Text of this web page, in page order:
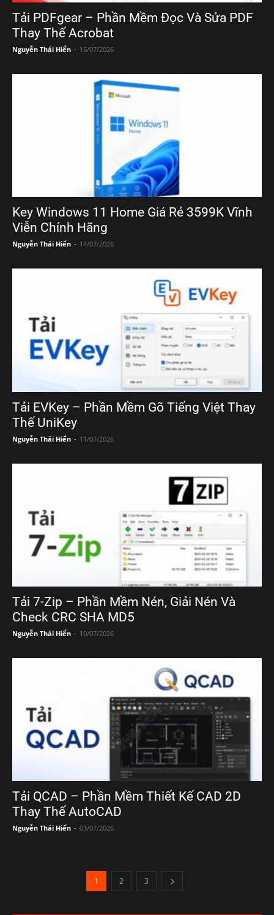
Tải PDFgear – Phần Mềm Đọc Và Sửa PDF
Thay Thế Acrobat
Nguyễn Thái Hiển - 15/07/2026
Key Windows 11 Home Giá Rẻ 3599K Vĩnh
Viễn Chính Hãng
Nguyễn Thái Hiển - 14/07/2026
Tải EVKey – Phần Mềm Gõ Tiếng Việt Thay
Thế UniKey
Nguyễn Thái Hiển - 11/07/2026
Tải 7-Zip – Phần Mềm Nén, Giải Nén Và
Check CRC SHA MD5
Nguyễn Thái Hiển - 10/07/2026
Tải QCAD – Phần Mềm Thiết Kế CAD 2D
Thay Thế AutoCAD
Nguyễn Thái Hiển - 03/07/2026
1 2 3